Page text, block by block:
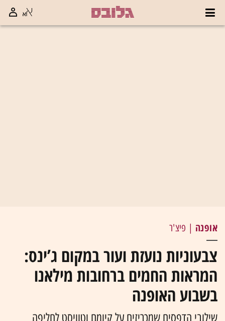
אופנה | פיצ'ר
צבעוניות נועזת ועור במקום ג’ינס:
המראות החמים ברחובות מילאנו
בשבוע האופנה
שילובי הדפסים שמכריזים על קיומם וטוויסט לחליפה